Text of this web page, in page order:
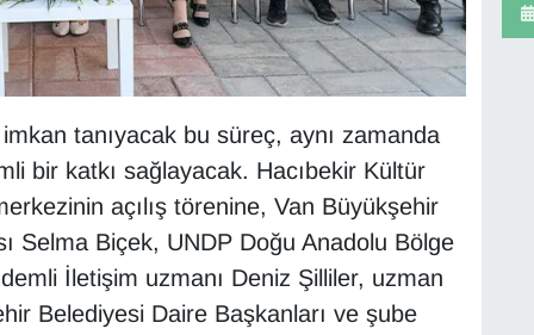
tanıyacak bu süreç, aynı zamanda
bir katkı sağlayacak. Hacıbekir Kültür
açılış törenine, Van Büyükşehir
Selma Biçek, UNDP Doğu Anadolu Bölge
İletişim uzmanı Deniz Şilliler, uzman
Belediyesi Daire Başkanları ve şube